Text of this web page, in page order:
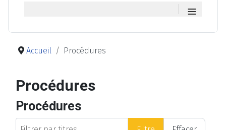
≡
Accueil Procédures
Procédures
Procédures
Filtrer par titres